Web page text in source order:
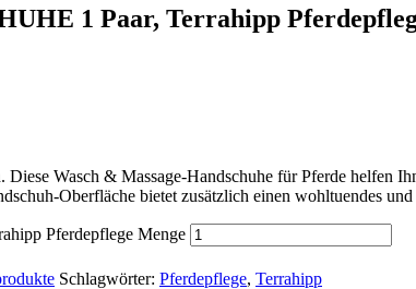
1 Paar, Terrahipp
Wasch & Massage-Handschuhe für Pferde helfen
Oberfläche bietet zusätzlich einen wohltuendes und
Pferdepflege Menge
Schlagwörter: Pferdepflege, Terrahipp